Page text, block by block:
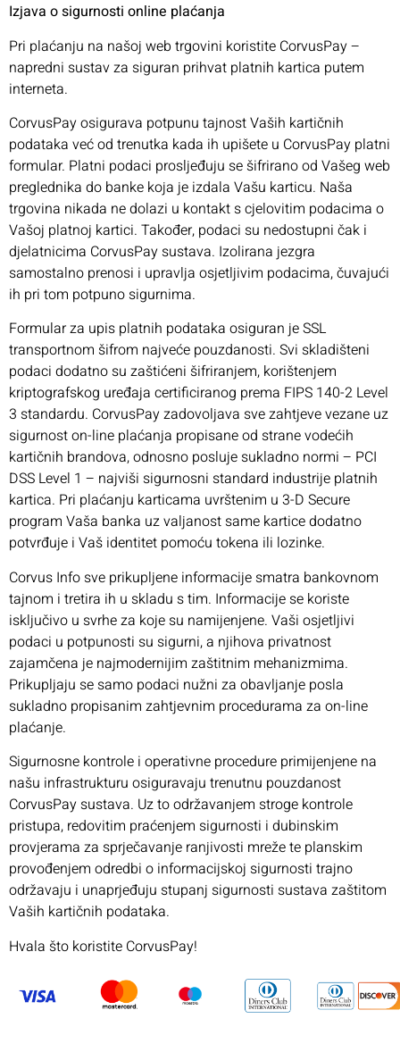
Izjava o sigurnosti online plaćanja
Pri plaćanju na našoj web trgovini koristite CorvusPay –
napredni sustav za siguran prihvat platnih kartica putem
interneta.
CorvusPay osigurava potpunu tajnost Vaših kartičnih
podataka već od trenutka kada ih upišete u CorvusPay platni
formular. Platni podaci prosljeđuju se šifrirano od Vašeg web
preglednika do banke koja je izdala Vašu karticu. Naša
trgovina nikada ne dolazi u kontakt s cjelovitim podacima o
Vašoj platnoj kartici. Također, podaci su nedostupni čak i
djelatnicima CorvusPay sustava. Izolirana jezgra
samostalno prenosi i upravlja osjetljivim podacima, čuvajući
ih pri tom potpuno sigurnima.
Formular za upis platnih podataka osiguran je SSL
transportnom šifrom najveće pouzdanosti. Svi skladišteni
podaci dodatno su zaštićeni šifriranjem, korištenjem
kriptografskog uređaja certificiranog prema FIPS 140-2 Level
3 standardu. CorvusPay zadovoljava sve zahtjeve vezane uz
sigurnost on-line plaćanja propisane od strane vodećih
kartičnih brandova, odnosno posluje sukladno normi – PCI
DSS Level 1 – najviši sigurnosni standard industrije platnih
kartica. Pri plaćanju karticama uvrštenim u 3-D Secure
program Vaša banka uz valjanost same kartice dodatno
potvrđuje i Vaš identitet pomoću tokena ili lozinke.
Corvus Info sve prikupljene informacije smatra bankovnom
tajnom i tretira ih u skladu s tim. Informacije se koriste
isključivo u svrhe za koje su namijenjene. Vaši osjetljivi
podaci u potpunosti su sigurni, a njihova privatnost
zajamčena je najmodernijim zaštitnim mehanizmima.
Prikupljaju se samo podaci nužni za obavljanje posla
sukladno propisanim zahtjevnim procedurama za on-line
plaćanje.
Sigurnosne kontrole i operativne procedure primijenjene na
našu infrastrukturu osiguravaju trenutnu pouzdanost
CorvusPay sustava. Uz to održavanjem stroge kontrole
pristupa, redovitim praćenjem sigurnosti i dubinskim
provjerama za sprječavanje ranjivosti mreže te planskim
provođenjem odredbi o informacijskoj sigurnosti trajno
održavaju i unaprjeđuju stupanj sigurnosti sustava zaštitom
Vaših kartičnih podataka.
Hvala što koristite CorvusPay!